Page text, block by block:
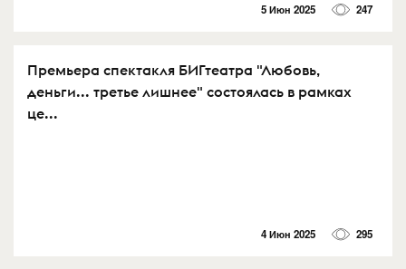
5 Июн 2025 247
Премьера спектакля БИГтеатра "Любовь,
деньги... третье лишнее" состоялась в рамках
це...
4 Июн 2025 295